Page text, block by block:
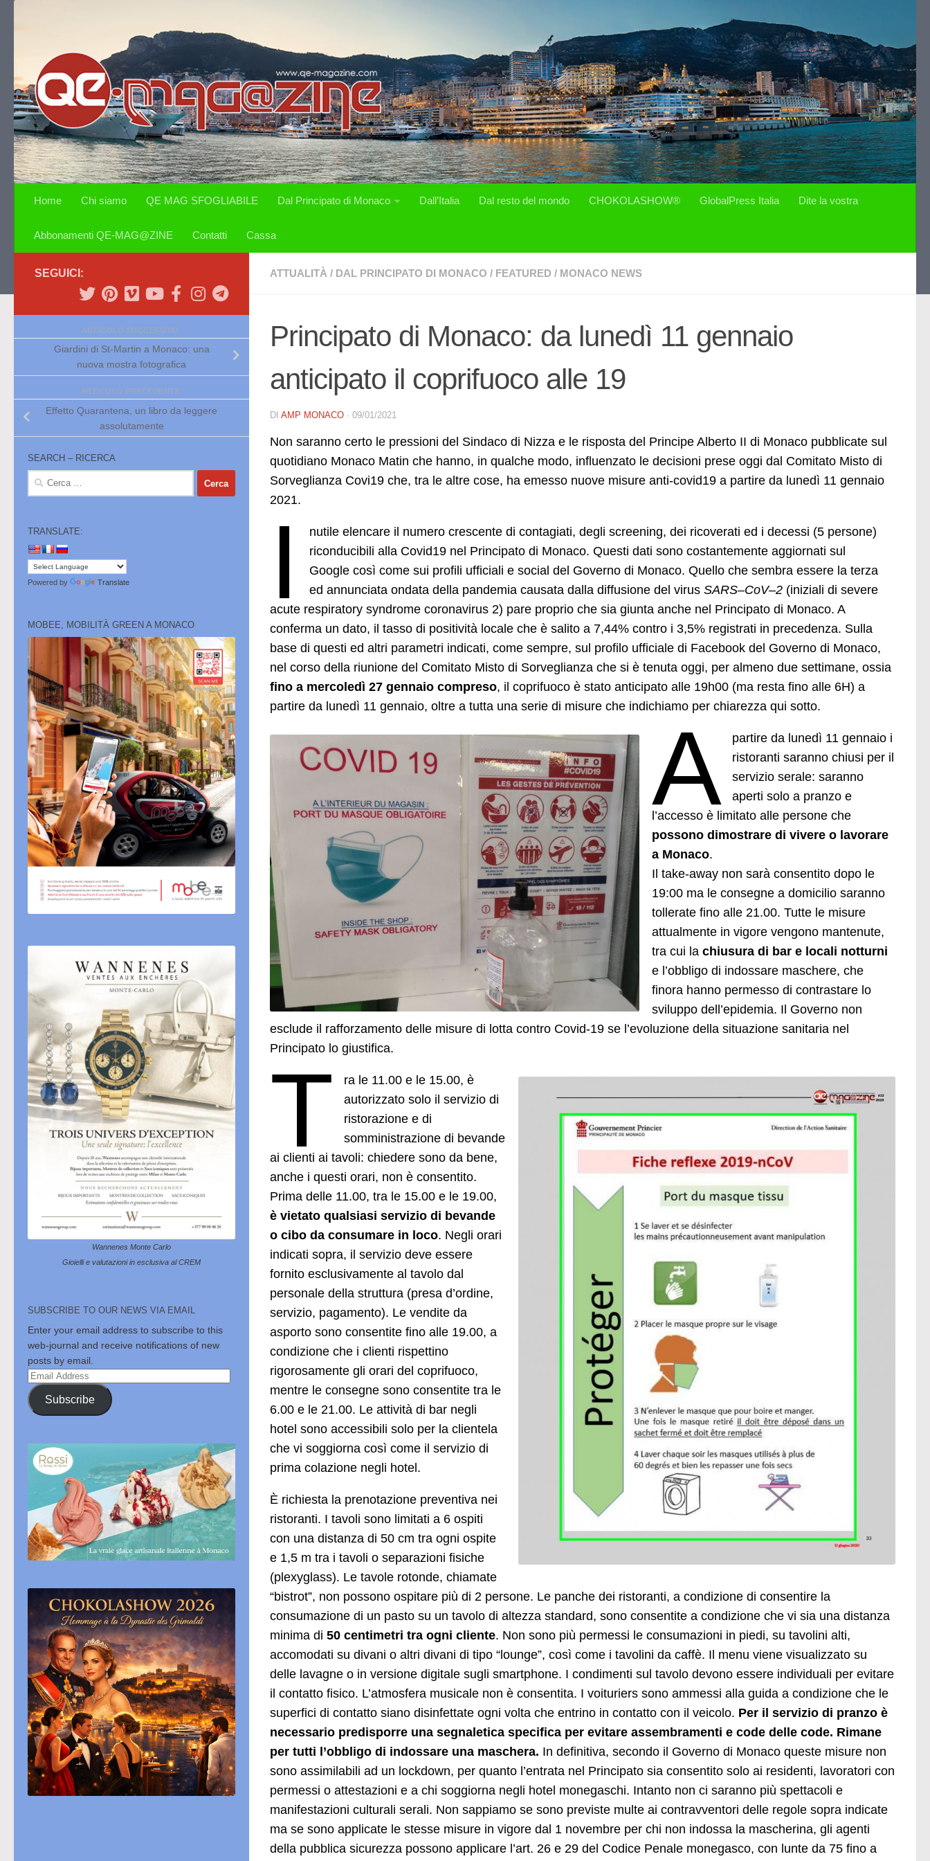
Home Chi siamo QE MAG SFOGLIABILE Dal Principato di Monaco Dall’Italia Dal resto del mondo CHOKOLASHOW® GlobalPress Italia Dite la vostra
Abbonamenti QE-MAG@ZINE Contatti Cassa
ATTUALITÀ / DAL PRINCIPATO DI MONACO / FEATURED / MONACO NEWS
Principato di Monaco: da lunedì 11 gennaio
anticipato il coprifuoco alle 19
DI AMP MONACO · 09/01/2021
Non saranno certo le pressioni del Sindaco di Nizza e le risposta del Principe Alberto II di Monaco pubblicate sul
quotidiano Monaco Matin che hanno, in qualche modo, influenzato le decisioni prese oggi dal Comitato Misto di
Sorveglianza Covi19 che, tra le altre cose, ha emesso nuove misure anti-covid19 a partire da lunedì 11 gennaio
2021.
I
nutile elencare il numero crescente di contagiati, degli screening, dei ricoverati ed i decessi (5 persone)
riconducibili alla Covid19 nel Principato di Monaco. Questi dati sono costantemente aggiornati sul
Google così come sui profili ufficiali e social del Governo di Monaco. Quello che sembra essere la terza
ed annunciata ondata della pandemia causata dalla diffusione del virusSARS–CoV–2 (iniziali di severe
acute respiratory syndrome coronavirus 2) pare proprio che sia giunta anche nel Principato di Monaco. A
conferma un dato, il tasso di positività locale che è salito a 7,44% contro i 3,5% registrati in precedenza. Sulla
base di questi ed altri parametri indicati, come sempre, sul profilo ufficiale di Facebook del Governo di Monaco,
nel corso della riunione del Comitato Misto di Sorveglianza che si è tenuta oggi, per almeno due settimane, ossia
fino a mercoledì 27 gennaio compreso, il coprifuoco è stato anticipato alle 19h00 (ma resta fino alle 6H) a
partire da lunedì 11 gennaio, oltre a tutta una serie di misure che indichiamo per chiarezza qui sotto.
A
partire da lunedì 11 gennaio i
ristoranti saranno chiusi per il
servizio serale: saranno
aperti solo a pranzo e
l’accesso è limitato alle persone che
possono dimostrare di vivere o lavorare
a Monaco.
Il take-away non sarà consentito dopo le
19:00 ma le consegne a domicilio saranno
tollerate fino alle 21.00. Tutte le misure
attualmente in vigore vengono mantenute,
tra cui la chiusura di bar e locali notturni
e l’obbligo di indossare maschere, che
finora hanno permesso di contrastare lo
sviluppo dell’epidemia. Il Governo non
esclude il rafforzamento delle misure di lotta contro Covid-19 se l’evoluzione della situazione sanitaria nel
Principato lo giustifica.
T
ra le 11.00 e le 15.00, è
autorizzato solo il servizio di
ristorazione e di
somministrazione di bevande
ai clienti ai tavoli: chiedere sono da bene,
anche i questi orari, non è consentito.
Prima delle 11.00, tra le 15.00 e le 19.00,
è vietato qualsiasi servizio di bevande
o cibo da consumare in loco. Negli orari
indicati sopra, il servizio deve essere
fornito esclusivamente al tavolo dal
personale della struttura (presa d’ordine,
servizio, pagamento). Le vendite da
asporto sono consentite fino alle 19.00, a
condizione che i clienti rispettino
rigorosamente gli orari del coprifuoco,
mentre le consegne sono consentite tra le
6.00 e le 21.00. Le attività di bar negli
hotel sono accessibili solo per la clientela
che vi soggiorna così come il servizio di
prima colazione negli hotel.
È richiesta la prenotazione preventiva nei
ristoranti. I tavoli sono limitati a 6 ospiti
con una distanza di 50 cm tra ogni ospite
e 1,5 m tra i tavoli o separazioni fisiche
(plexyglass). Le tavole rotonde, chiamate
“bistrot”, non possono ospitare più di 2 persone. Le panche dei ristoranti, a condizione di consentire la
consumazione di un pasto su un tavolo di altezza standard, sono consentite a condizione che vi sia una distanza
minima di 50 centimetri tra ogni cliente. Non sono più permessi le consumazioni in piedi, su tavolini alti,
accomodati su divani o altri divani di tipo “lounge”, così come i tavolini da caffè. Il menu viene visualizzato su
delle lavagne o in versione digitale sugli smartphone. I condimenti sul tavolo devono essere individuali per evitare
il contatto fisico. L’atmosfera musicale non è consentita. I voituriers sono ammessi alla guida a condizione che le
superfici di contatto siano disinfettate ogni volta che entrino in contatto con il veicolo. Per il servizio di pranzo è
necessario predisporre una segnaletica specifica per evitare assembramenti e code delle code. Rimane
per tutti l’obbligo di indossare una maschera. In definitiva, secondo il Governo di Monaco queste misure non
sono assimilabili ad un lockdown, per quanto l’entrata nel Principato sia consentito solo ai residenti, lavoratori con
permessi o attestazioni e a chi soggiorna negli hotel monegaschi. Intanto non ci saranno più spettacoli e
manifestazioni culturali serali. Non sappiamo se sono previste multe ai contravventori delle regole sopra indicate
ma se sono applicate le stesse misure in vigore dal 1 novembre per chi non indossa la mascherina, gli agenti
della pubblica sicurezza possono applicare l’art. 26 e 29 del Codice Penale monegasco, con lunte da 75 fino a
SEGUICI:
ARTICOLO SUCCESSIVO
Giardini di St-Martin a Monaco: una
nuova mostra fotografica
ARTICOLO PRECEDENTE
Effetto Quarantena, un libro da leggere
assolutamente
SEARCH – RICERCA
Ricerca
TRANSLATE:
Powered by Translate
MOBEE, MOBILITÀ GREEN A MONACO
Wannenes Monte Carlo
Gioielli e valutazioni in esclusiva al CREM
SUBSCRIBE TO OUR NEWS VIA EMAIL
Enter your email address to subscribe to this
web-journal and receive notifications of new
posts by email.
Email
Address
Subscribe